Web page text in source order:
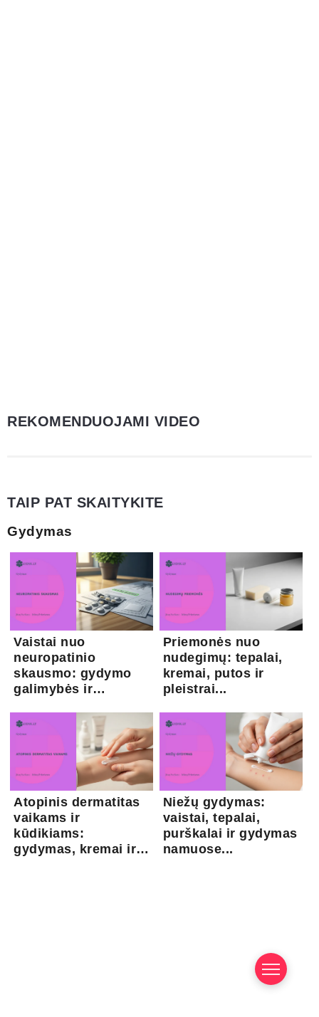
REKOMENDUOJAMI VIDEO
TAIP PAT SKAITYKITE
Gydymas
Vaistai nuo
neuropatinio
skausmo: gydymo
galimybės ir
Priemonės nuo
nudegimų: tepalai,
kremai, putos ir
pleistrai...
Atopinis dermatitas
vaikams ir
kūdikiams:
gydymas, kremai ir
Niežų gydymas:
vaistai, tepalai,
purškalai ir gydymas
namuose...